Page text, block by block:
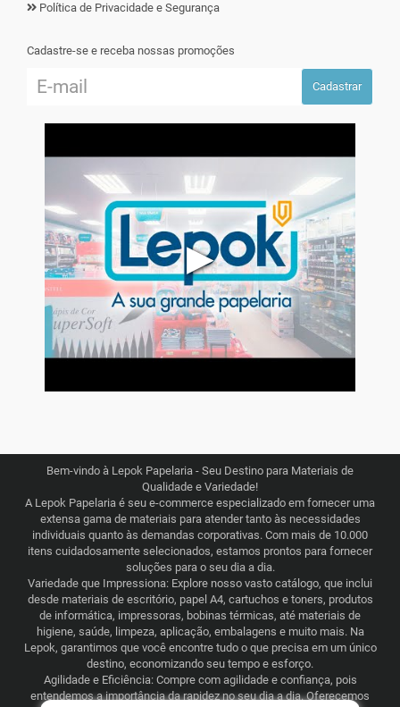
Política de Privacidade e Segurança
Cadastre-se e receba nossas promoções
Cadastrar
▶
Bem-vindo à Lepok Papelaria - Seu Destino para Materiais de
Qualidade e Variedade!
A Lepok Papelaria é seu e-commerce especializado em fornecer uma
extensa gama de materiais para atender tanto às necessidades
individuais quanto às demandas corporativas. Com mais de 10.000
itens cuidadosamente selecionados, estamos prontos para fornecer
soluções para o seu dia a dia.
Variedade que Impressiona: Explore nosso vasto catálogo, que inclui
desde materiais de escritório, papel A4, cartuchos e toners, produtos
de informática, impressoras, bobinas térmicas, até materiais de
higiene, saúde, limpeza, aplicação, embalagens e muito mais. Na
Lepok, garantimos que você encontre tudo o que precisa em um único
destino, economizando seu tempo e esforço.
Agilidade e Eficiência: Compre com agilidade e confiança, pois
entendemos a importância da rapidez no seu dia a dia. Oferecemos